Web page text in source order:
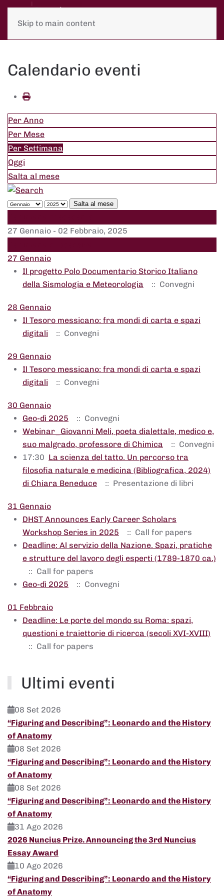
Skip to main content
Calendario eventi
Per Anno
Per Mese
Per Settimana
Oggi
Salta al mese
Salta al mese
27 Gennaio - 02 Febbraio, 2025
27 Gennaio
Il progetto Polo Documentario Storico Italiano
della Sismologia e Meteorologia
:: Convegni
28 Gennaio
Il Tesoro messicano: fra mondi di carta e spazi
digitali
:: Convegni
29 Gennaio
Il Tesoro messicano: fra mondi di carta e spazi
digitali
:: Convegni
30 Gennaio
Geo-dì 2025
:: Convegni
Webinar_Giovanni Meli, poeta dialettale, medico e,
suo malgrado, professore di Chimica
:: Convegni
17:30 La scienza del tatto. Un percorso tra
filosofia naturale e medicina (Bibliografica, 2024)
di Chiara Beneduce
:: Presentazione di libri
31 Gennaio
DHST Announces Early Career Scholars
Workshop Series in 2025
:: Call for papers
Deadline: Al servizio della Nazione. Spazi, pratiche
e strutture del lavoro degli esperti (1789-1870 ca.)
:: Call for papers
Geo-dì 2025
:: Convegni
01 Febbraio
Deadline: Le porte del mondo su Roma: spazi,
questioni e traiettorie di ricerca (secoli XVI-XVIII)
:: Call for papers
Ultimi eventi
08 Set 2026
“Figuring and Describing”: Leonardo and the History
of Anatomy
08 Set 2026
“Figuring and Describing”: Leonardo and the History
of Anatomy
08 Set 2026
“Figuring and Describing”: Leonardo and the History
of Anatomy
31 Ago 2026
2026 Nuncius Prize. Announcing the 3rd Nuncius
Essay Award
10 Ago 2026
“Figuring and Describing”: Leonardo and the History
of Anatomy